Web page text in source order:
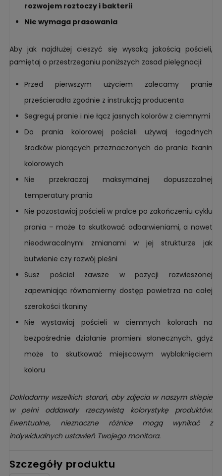
rozwojem roztoczy i bakterii
Nie wymaga prasowania
Aby jak najdłużej cieszyć się wysoką jakością pościeli,
pamiętaj o przestrzeganiu poniższych zasad pielęgnacji:
Przed pierwszym użyciem zalecamy pranie
prześcieradła zgodnie z instrukcją producenta
Segreguj pranie i nie łącz jasnych kolorów z ciemnymi
Do prania kolorowej pościeli używaj łagodnych
środków piorących przeznaczonych do prania tkanin
kolorowych
Nie przekraczaj maksymalnej dopuszczalnej
temperatury prania
Nie pozostawiaj pościeli w pralce po zakończeniu cyklu
prania – może to skutkować odbarwieniami, a nawet
nieodwracalnymi zmianami w jej strukturze jak
butwienie czy rozwój pleśni
Susz pościel zawsze w pozycji rozwieszonej
zapewniając równomierny dostęp powietrza na całej
szerokości tkaniny
Nie wystawiaj pościeli w ciemnych kolorach na
bezpośrednie działanie promieni słonecznych, gdyż
może to skutkować miejscowym wyblaknięciem
koloru
Dokładamy wszelkich starań, aby zdjęcia w naszym sklepie
w pełni oddawały rzeczywistą kolorystykę produktów.
Ewentualne, nieznaczne różnice mogą wynikać z
indywidualnych ustawień Twojego monitora.
Szczegóły produktu